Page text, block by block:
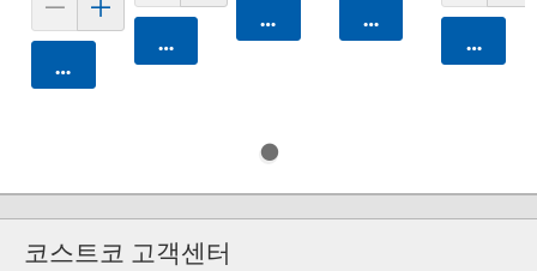
카트에 담기
카트에 담기
카트에 담기 카트에 담기
카트에
코스트코 고객센터